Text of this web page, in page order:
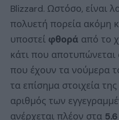
Blizzard. Ωστόσο, είναι
πολυετή πορεία ακόμη
υποστεί φθορά από το
κάτι που αποτυπώνεται
που έχουν τα νούμερα
τα επίσημα στοιχεία της
αριθμός των
ανέρχεται πλέον στα